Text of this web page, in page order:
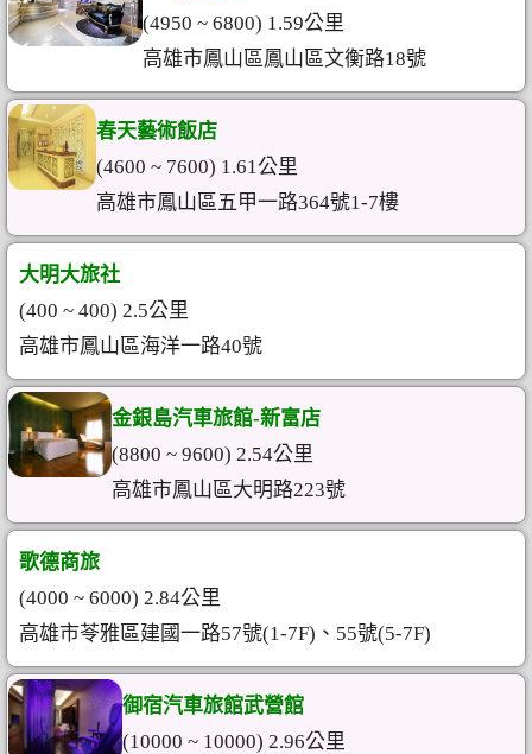
(4950 ~ 6800) 1.59公里
高雄市鳳山區鳳山區文衡路18號
春天藝術飯店
(4600 ~ 7600) 1.61公里
高雄市鳳山區五甲一路364號1-7樓
大明大旅社
(400 ~ 400) 2.5公里
高雄市鳳山區海洋一路40號
金銀島汽車旅館-新富店
(8800 ~ 9600) 2.54公里
高雄市鳳山區大明路223號
歌德商旅
(4000 ~ 6000) 2.84公里
高雄市苓雅區建國一路57號(1-7F)、55號(5-7F)
御宿汽車旅館武營館
(10000 ~ 10000) 2.96公里